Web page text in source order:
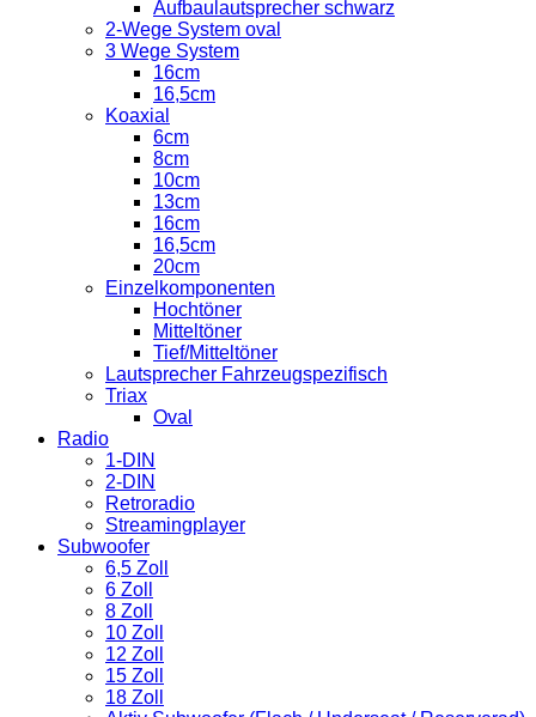
Aufbaulautsprecher schwarz
2-Wege System oval
3 Wege System
16cm
16,5cm
Koaxial
6cm
8cm
10cm
13cm
16cm
16,5cm
20cm
Einzelkomponenten
Hochtöner
Mitteltöner
Tief/Mitteltöner
Lautsprecher Fahrzeugspezifisch
Triax
Oval
Radio
1-DIN
2-DIN
Retroradio
Streamingplayer
Subwoofer
6,5 Zoll
6 Zoll
8 Zoll
10 Zoll
12 Zoll
15 Zoll
18 Zoll